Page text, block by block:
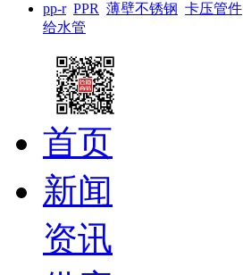
pp-r PPR 薄壁不锈钢 卡压管件
给水管
首页
新闻
资讯